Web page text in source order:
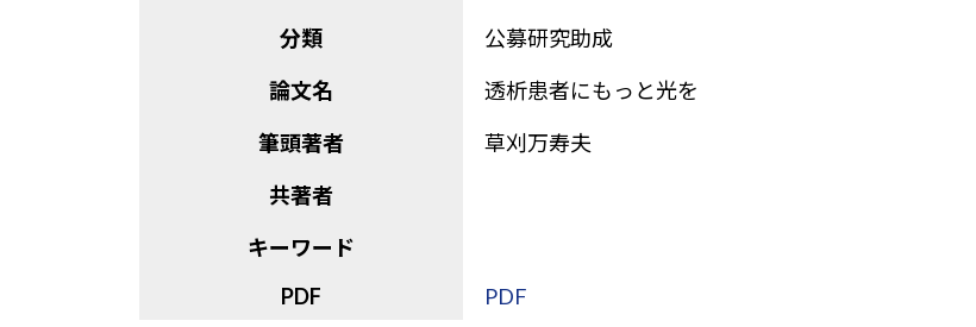
分類
公募研究助成
論文名
透析患者にもっと光を
筆頭著者
草刈万寿夫
共著者
キーワード
PDF
PDF